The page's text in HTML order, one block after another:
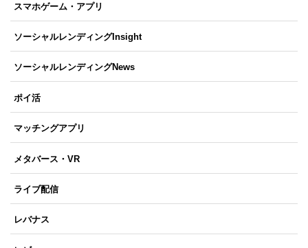
スマホゲーム・アプリ
ソーシャルレンディングInsight
ソーシャルレンディングNews
ポイ活
マッチングアプリ
メタバース・VR
ライブ配信
レバナス